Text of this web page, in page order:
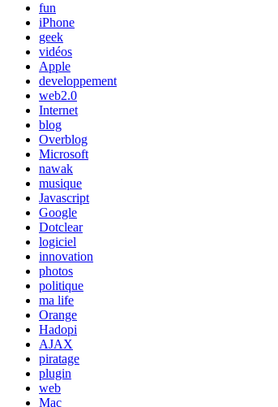
fun
iPhone
geek
vidéos
Apple
developpement
web2.0
Internet
blog
Overblog
Microsoft
nawak
musique
Javascript
Google
Dotclear
logiciel
innovation
photos
politique
ma life
Orange
Hadopi
AJAX
piratage
plugin
web
Mac